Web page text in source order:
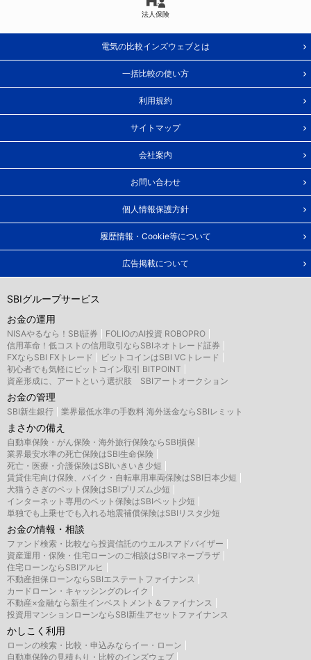
法人保険
電気の比較インズウェブとは
一括比較の使い方
利用規約
サイトマップ
会社案内
お問い合わせ
個人情報保護方針
履歴情報・Cookie等について
広告掲載について
SBIグループサービス
お金の運用
NISAやるなら！SBI証券
FOLIOのAI投資 ROBOPRO
信用革命！低コストの信用取引ならSBIネオトレード証券
FXならSBI FXトレード
ビットコインはSBI VCトレード
初心者でも気軽にビットコイン取引 BITPOINT
資産形成に、アートという選択肢 SBIアートオークション
お金の管理
SBI新生銀行 業界最低水準の手数料 海外送金ならSBIレミット
まさかの備え
自動車保険・がん保険・海外旅行保険ならSBI損保
業界最安水準の死亡保険はSBI生命保険
死亡・医療・介護保険はSBIいきいき少短
賃貸住宅向け保険、バイク・自転車用車両保険はSBI日本少短
犬猫うさぎのペット保険はSBIプリズム少短
インターネット専用のペット保険はSBIペット少短
単独でも上乗せでも入れる地震補償保険はSBIリスタ少短
お金の情報・相談
ファンド検索・比較なら投資信託のウエルスアドバイザー
資産運用・保険・住宅ローンのご相談はSBIマネープラザ
住宅ローンならSBIアルヒ
不動産担保ローンならSBIエステートファイナンス
カードローン・キャッシングのレイク
不動産×金融なら新生インベストメント＆ファイナンス
投資用マンションローンならSBI新生アセットファイナンス
かしこく利用
ローンの検索・比較・申込みならイー・ローン
自動車保険の見積もり・比較のインズウェブ